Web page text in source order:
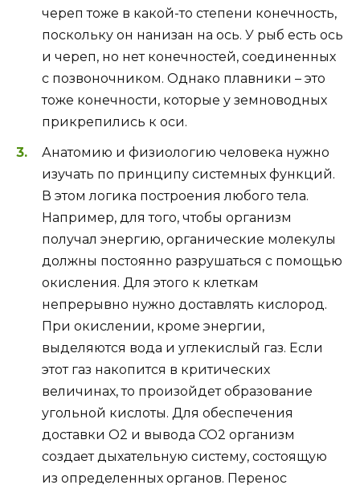
череп тоже в какой-то степени конечность,
поскольку он нанизан на ось. У рыб есть ось
и череп, но нет конечностей, соединенных
с позвоночником. Однако плавники – это
тоже конечности, которые у земноводных
прикрепились к оси.
Анатомию и физиологию человека нужно
изучать по принципу системных функций.
В этом логика построения любого тела.
Например, для того, чтобы организм
получал энергию, органические молекулы
должны постоянно разрушаться с помощью
окисления. Для этого к клеткам
непрерывно нужно доставлять кислород.
При окислении, кроме энергии,
выделяются вода и углекислый газ. Если
этот газ накопится в критических
величинах, то произойдет образование
угольной кислоты. Для обеспечения
доставки О2 и вывода СО2 организм
создает дыхательную систему, состоящую
из определенных органов. Перенос